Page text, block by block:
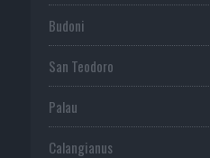
Budoni
San Teodoro
Palau
Calangianus